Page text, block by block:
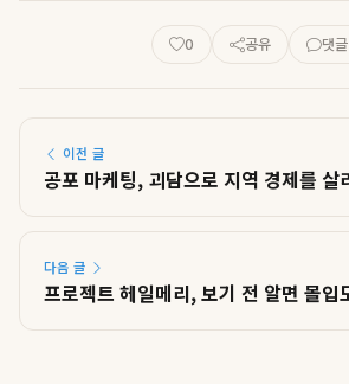
0 공유 댓
이전 글
공포 마케팅, 괴담으로 지역 경제를 살
다음 글
프로젝트 헤일메리, 보기 전 알면 몰입